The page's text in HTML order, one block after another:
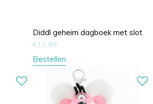
Diddl geheim dagboek met slot
€12,99
Bestellen